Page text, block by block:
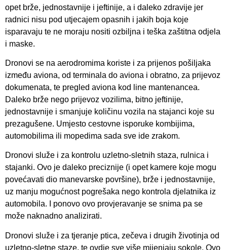
opet brže, jednostavnije i jeftinije, a i daleko zdravije jer
radnici nisu pod utjecajem opasnih i jakih boja koje
isparavaju te ne moraju nositi ozbiljna i teška zaštitna odjela
i maske.
Dronovi se na aerodromima koriste i za prijenos pošiljaka
između aviona, od terminala do aviona i obratno, za prijevoz
dokumenata, te pregled aviona kod line mantenancea.
Daleko brže nego prijevoz vozilima, bitno jeftinije,
jednostavnije i smanjuje količinu vozila na stajanci koje su
prezagušene. Umjesto cestovne isporuke kombijima,
automobilima ili mopedima sada sve ide zrakom.
Dronovi služe i za kontrolu uzletno-sletnih staza, rulnica i
stajanki. Ovo je daleko preciznije (i opet kamere koje mogu
povećavati dio manevarske površine), brže i jednostavnije,
uz manju mogućnost pogrešaka nego kontrola djelatnika iz
automobila. I ponovo ovo provjeravanje se snima pa se
može naknadno analizirati.
Dronovi služe i za tjeranje ptica, zečeva i drugih životinja od
uzletno-sletne staze, te ovdje sve više mijenjaju sokole. Ovo